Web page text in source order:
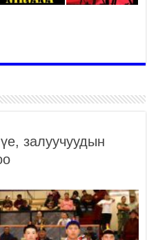
залуучуудын